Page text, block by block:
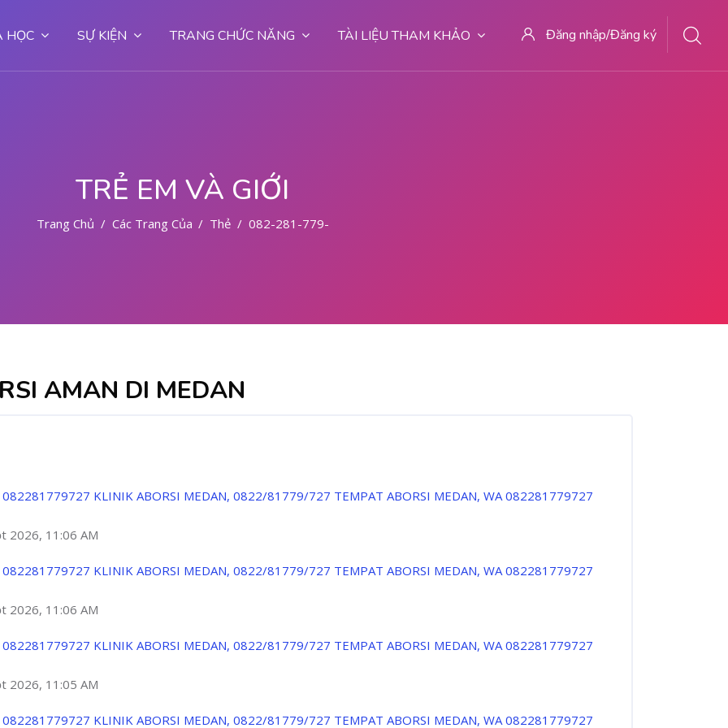
HỌC SỰ KIỆN TRANG CHỨC NĂNG TÀI LIỆU THAM KHẢO Đăng nhập/Đăng ký
TRẺ EM VÀ GIỚI
Trang Chủ Các Trang Của Hệ Thống
Thẻ 082-281-779-727 ABORSI AMAN DI MEDAN
AMAN DI MEDAN
082281779727 KLINIK ABORSI MEDAN, 0822/81779/727 TEMPAT ABORSI MEDAN, WA 082281779727
2026, 11:06 AM
082281779727 KLINIK ABORSI MEDAN, 0822/81779/727 TEMPAT ABORSI MEDAN, WA 082281779727
2026, 11:06 AM
082281779727 KLINIK ABORSI MEDAN, 0822/81779/727 TEMPAT ABORSI MEDAN, WA 082281779727
2026, 11:05 AM
082281779727 KLINIK ABORSI MEDAN, 0822/81779/727 TEMPAT ABORSI MEDAN, WA 082281779727